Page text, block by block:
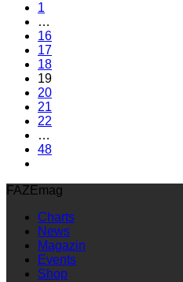
1
…
16
17
18
19
20
21
22
…
48
FAZEmag
Charts
News
Magazin
Events
Shop